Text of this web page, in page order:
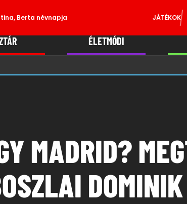
Berta névnapja JÁTÉKOK
ÉLETMÓDI
MADRID?